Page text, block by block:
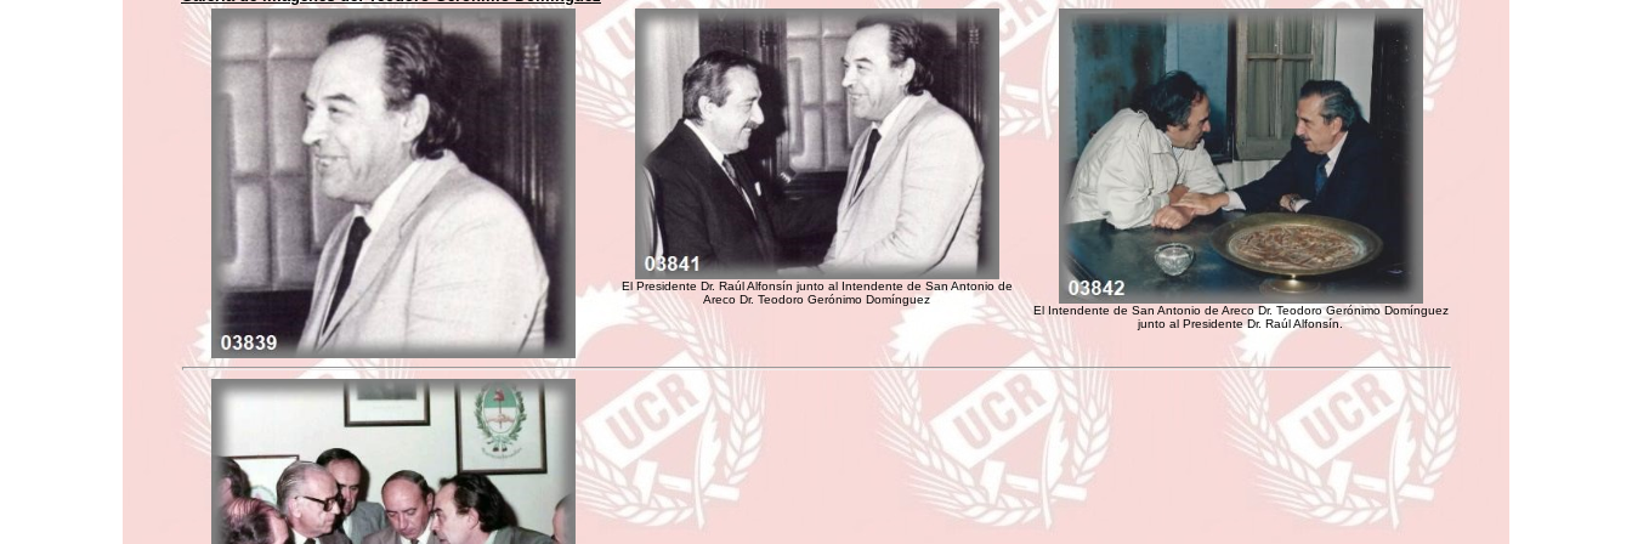
El Presidente Dr. Raúl Alfonsín junto al Intendente de San Antonio de
Areco Dr. Teodoro Gerónimo Domínguez
El Intendente de San Antonio de Areco Dr. Teodoro Gerónimo Domínguez
junto al Presidente Dr. Raúl Alfonsín.